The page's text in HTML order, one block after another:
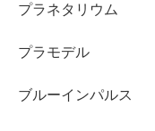
プラネタリウム
プラモデル
ブルーインパルス